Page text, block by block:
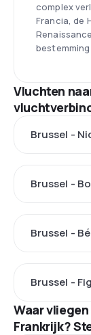
complex
Francia, de
Vluchten
Brussel -
Brussel -
Brussel -
Brussel -
Waar
Frankrijk?